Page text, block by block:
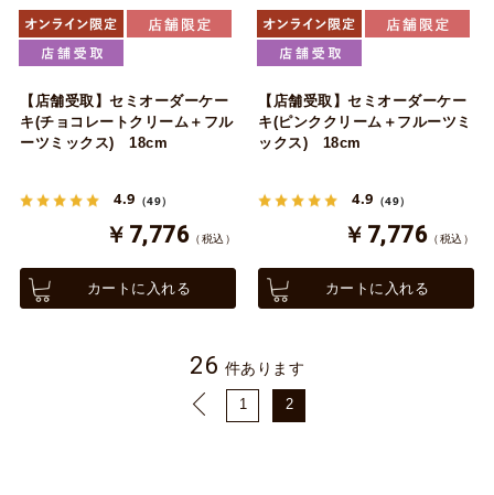
【店舗受取】セミオーダーケー
キ(チョコレートクリーム＋フル
ーツミックス) 18cm
4.9 （49）
￥7,776 （税込）
カートに入れる
【店舗受取】セミオーダーケー
キ(ピンククリーム＋フルーツミ
ックス) 18cm
4.9 （49）
￥7,776 （税込）
カートに入れる
26 件あります
1 2